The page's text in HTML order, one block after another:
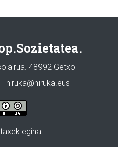
48992 Getxo
hiruka@hiruka.eus
egina